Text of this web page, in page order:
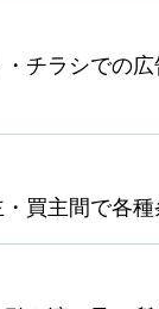
チラシでの
買主間で各